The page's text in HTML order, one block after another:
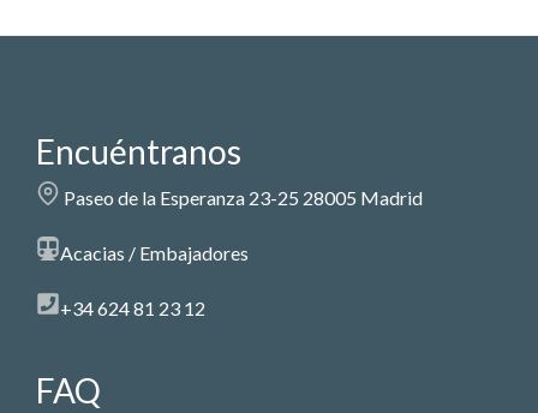
Encuéntranos
Paseo de la Esperanza 23-25 28005 Madrid
Acacias / Embajadores
+34 624 81 23 12
FAQ